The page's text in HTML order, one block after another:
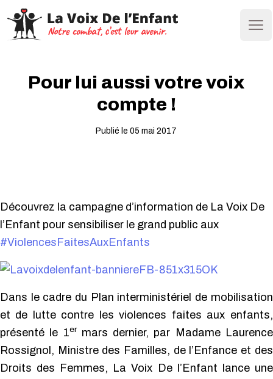
Pour lui aussi votre voix
compte !
Publié le 05 mai 2017
Découvrez la campagne d’information de La Voix De
l’Enfant pour sensibiliser le grand public aux
#ViolencesFaitesAuxEnfants
Dans le cadre du Plan interministériel de mobilisation
et de lutte contre les violences faites aux enfants,
présenté le 1er
mars dernier, par Madame Laurence
Rossignol, Ministre des Familles, de l’Enfance et des
Droits des Femmes, La Voix De l’Enfant lance une